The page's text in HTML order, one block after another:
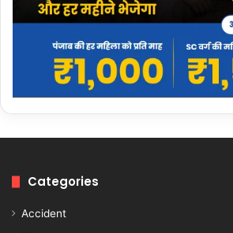
Categories
Accident